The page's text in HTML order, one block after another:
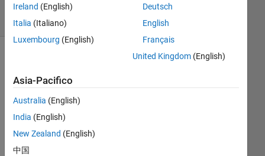
Visualizzazioni
(30 giorni)
meno
recenti
Ireland (English)
Italia (Italiano)
Luxembourg (English)
Deutsch
English
Français
United Kingdom(English)
Asia-Pacifico
Australia (English)
India (English)
New Zealand (English)
中国